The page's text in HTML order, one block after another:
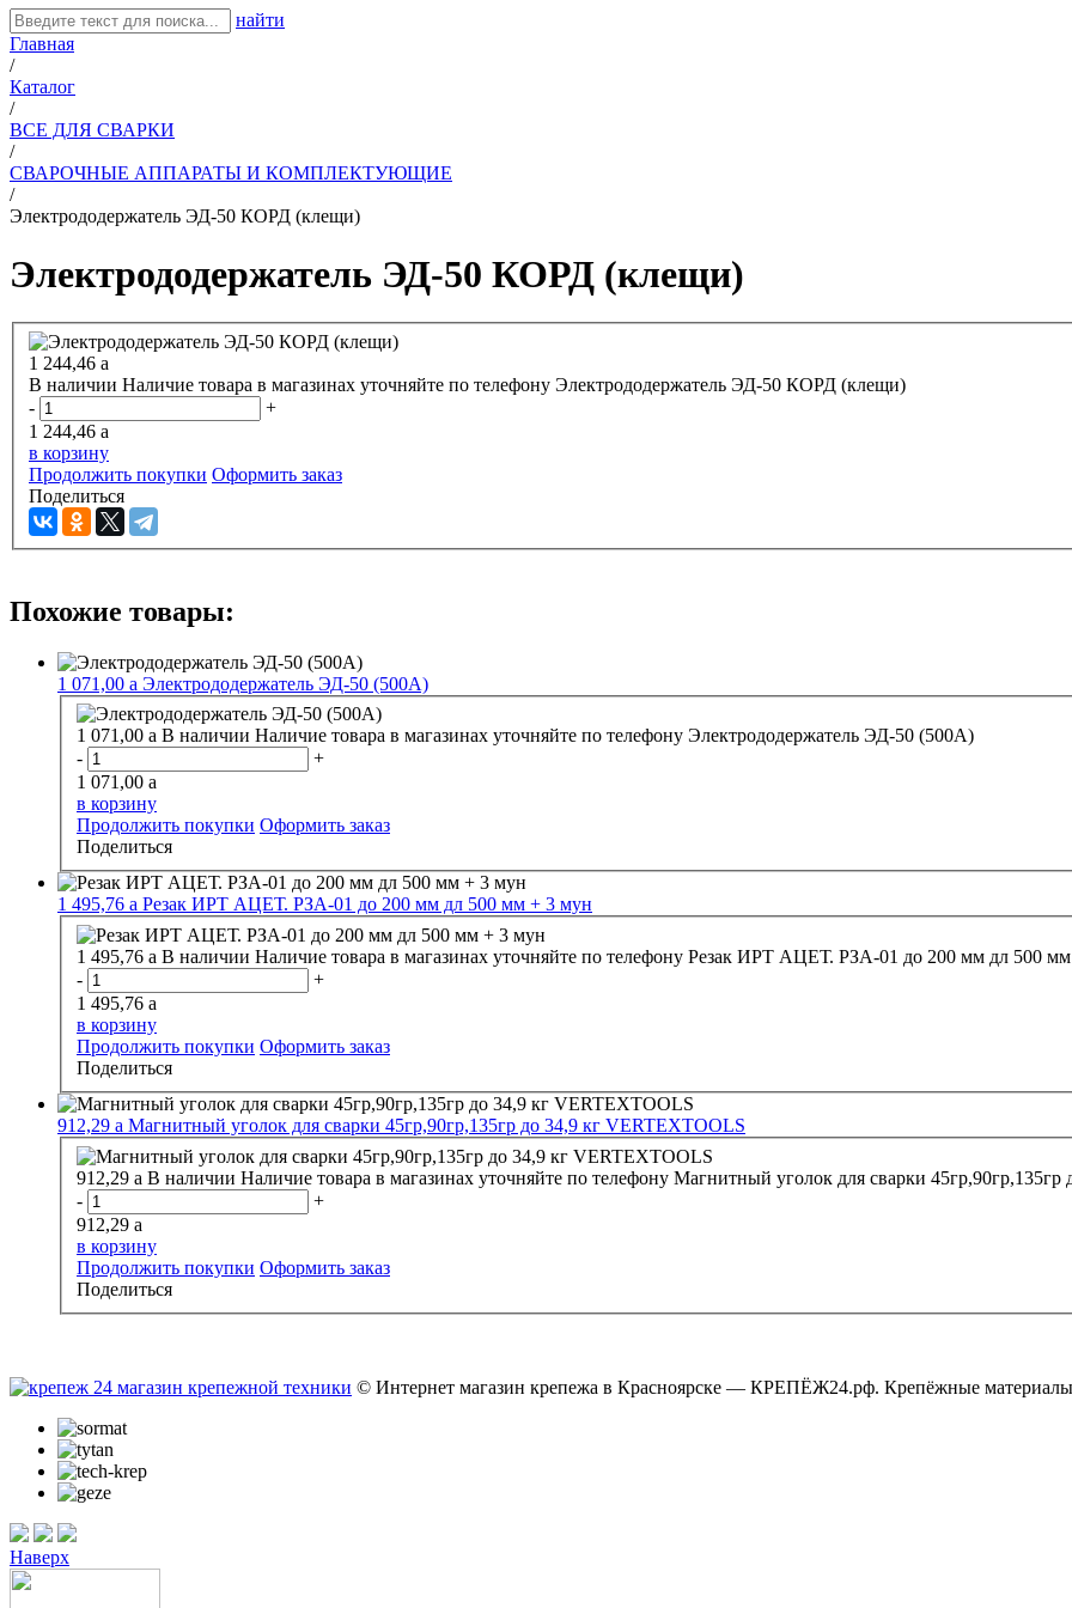
найти
Главная
/
Каталог
/
ВСЕ ДЛЯ СВАРКИ
/
СВАРОЧНЫЕ АППАРАТЫ И КОМПЛЕКТУЮЩИЕ
/
Электрододержатель ЭД-50 КОРД (клещи)
Электрододержатель ЭД-50 КОРД (клещи)
1 244,46 a
В наличии Наличие товара в магазинах уточняйте по телефону Электрододержатель ЭД-50 КОРД (клещи)
-
+
1 244,46 a
в корзину
Продолжить покупки Оформить заказ
Поделиться
Похожие товары:
1 071,00 a Электрододержатель ЭД-50 (500А)
1 071,00 a В наличии Наличие товара в магазинах уточняйте по телефону Электрододержатель ЭД-50 (500А)
-
+
1 071,00 a
в корзину
Продолжить покупки Оформить заказ
Поделиться
1 495,76 a Резак ИРТ АЦЕТ. РЗА-01 до 200 мм дл 500 мм + 3 мун
1 495,76 a В наличии Наличие товара в магазинах уточняйте по телефону Резак ИРТ АЦЕТ. РЗА-01 до 200 мм дл 500
-
+
1 495,76 a
в корзину
Продолжить покупки Оформить заказ
Поделиться
912,29 a Магнитный уголок для сварки 45гр,90гр,135гр до 34,9 кг VERTEXTOOLS
912,29 a В наличии Наличие товара в магазинах уточняйте по телефону Магнитный уголок для сварки
-
+
912,29 a
в корзину
Продолжить покупки Оформить заказ
Поделиться
© Интернет магазин крепежа в Красноярске — КРЕПЁЖ24.рф. Крепёжные
Наверх